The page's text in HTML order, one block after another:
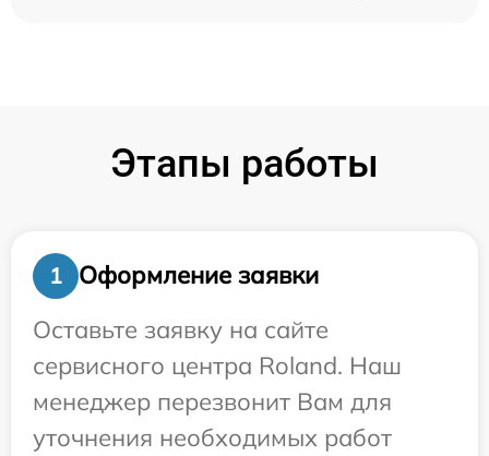
Этапы работы
1
Оформление заявки
Оставьте заявку на сайте
сервисного центра Roland. Наш
менеджер перезвонит Вам для
уточнения необходимых работ